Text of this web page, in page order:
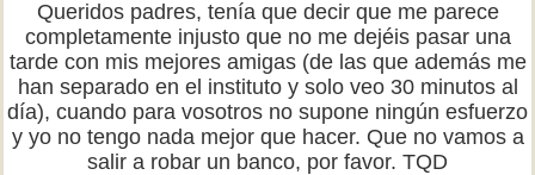
Queridos padres, tenía que decir que me parece
completamente injusto que no me dejéis pasar una
tarde con mis mejores amigas (de las que además me
han separado en el instituto y solo veo 30 minutos al
día), cuando para vosotros no supone ningún esfuerzo
y yo no tengo nada mejor que hacer. Que no vamos a
salir a robar un banco, por favor. TQD